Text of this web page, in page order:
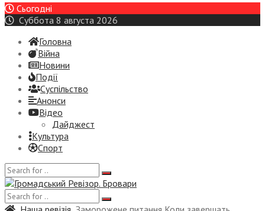
Сьогодні
Суббота 8 августа 2026
Головна
Війна
Новини
Події
Суспiльство
Анонси
Відео
Дайджест
Культура
Спорт